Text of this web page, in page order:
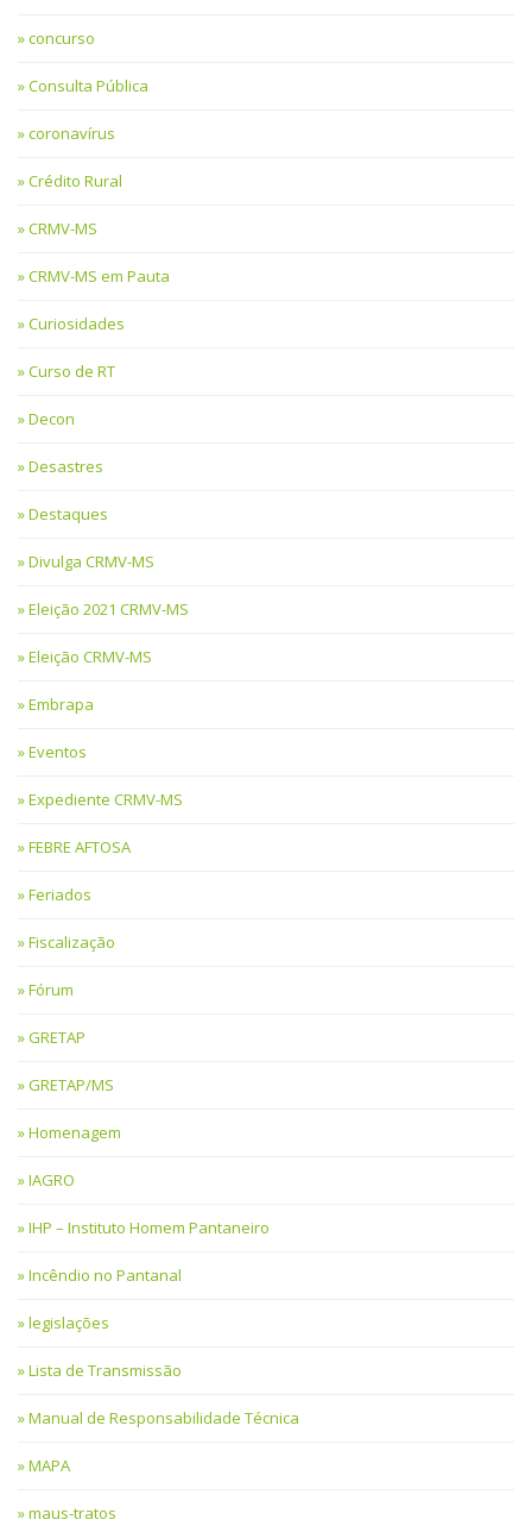
concurso
Consulta Pública
coronavírus
Crédito Rural
CRMV-MS
CRMV-MS em Pauta
Curiosidades
Curso de RT
Decon
Desastres
Destaques
Divulga CRMV-MS
Eleição 2021 CRMV-MS
Eleição CRMV-MS
Embrapa
Eventos
Expediente CRMV-MS
FEBRE AFTOSA
Feriados
Fiscalização
Fórum
GRETAP
GRETAP/MS
Homenagem
IAGRO
IHP – Instituto Homem Pantaneiro
Incêndio no Pantanal
legislações
Lista de Transmissão
Manual de Responsabilidade Técnica
MAPA
maus-tratos